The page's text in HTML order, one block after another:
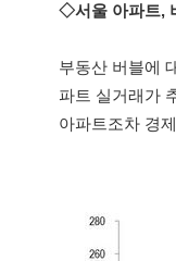
◇서울 아파트,
부동산 버블에
파트 실거래가
아파트조차 경